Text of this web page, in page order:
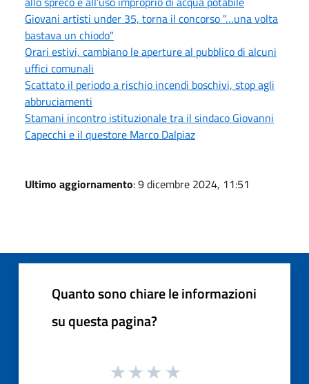
Giovani artisti under 35, torna il concorso "…una volta
bastava un chiodo"
Orari estivi, cambiano le aperture al pubblico di alcuni
uffici comunali
Scattato il periodo a rischio incendi boschivi, stop agli
abbruciamenti
Stamani incontro istituzionale tra il sindaco Giovanni
Capecchi e il questore Marco Dalpiaz
Ultimo aggiornamento: 9 dicembre 2024, 11:51
Quanto sono chiare le informazioni
su questa pagina?